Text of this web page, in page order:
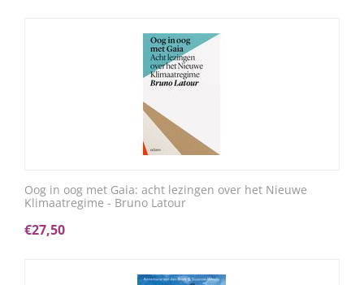
Oog in oog met Gaia: acht lezingen over het Nieuwe
Klimaatregime - Bruno Latour
€27,50